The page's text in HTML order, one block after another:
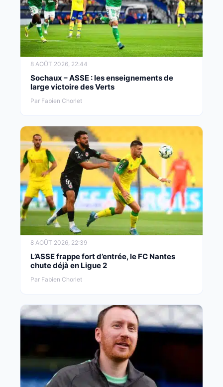
8 AOÛT 2026, 22:44
Sochaux – ASSE : les enseignements de
large victoire des Verts
Par Fabien Chorlet
8 AOÛT 2026, 22:39
L’ASSE frappe fort d’entrée, le FC Nantes
chute déjà en Ligue 2
Par Fabien Chorlet